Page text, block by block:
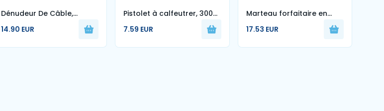
Dénudeur De Câble,
Découpeuse De Tube
De Fibre De Dénudeur De
14.90 EUR
Pistolet à calfeutrer, 300
ml
7.59 EUR
Marteau forfaitaire en
fibre de verre (1,81 kg)
17.53 EUR